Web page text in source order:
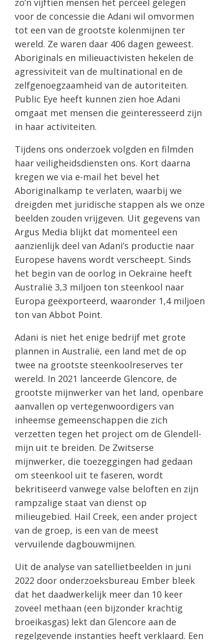
voor de concessie die Adani wil omvormen
tot een van de grootste kolenmijnen ter
wereld. Ze waren daar 406 dagen geweest.
Aboriginals en milieuactivisten hekelen de
agressiviteit van de multinational en de
zelfgenoegzaamheid van de autoriteiten.
Public Eye heeft kunnen zien hoe Adani
omgaat met mensen die geïnteresseerd zijn
in haar activiteiten.
Tijdens ons onderzoek volgden en filmden
haar veiligheidsdiensten ons. Kort daarna
kregen we via e-mail het bevel het
Aboriginalkamp te verlaten, waarbij we
dreigden met juridische stappen als we onze
beelden zouden vrijgeven. Uit gegevens van
Argus Media blijkt dat momenteel een
aanzienlijk deel van Adani’s productie naar
Europese havens wordt verscheept. Sinds
het begin van de oorlog in Oekraïne heeft
Australië 3,3 miljoen ton steenkool naar
Europa geëxporteerd, waaronder 1,4 miljoen
ton van Abbot Point.
Adani is niet het enige bedrijf met grote
plannen in Australië, een land met de op
twee na grootste steenkoolreserves ter
wereld. In 2021 lanceerde Glencore, de
grootste mijnwerker van het land, openbare
aanvallen op vertegenwoordigers van
inheemse gemeenschappen die zich
verzetten tegen het project om de Glendell-
mijn uit te breiden. De Zwitserse
mijnwerker, die toezeggingen had gedaan
om steenkool uit te faseren, wordt
bekritiseerd vanwege valse beloften en zijn
rampzalige staat van dienst op
milieugebied. Hail Creek, een ander project
van de groep, is een van de meest
vervuilende dagbouwmijnen.
Uit de analyse van satellietbeelden in juni
2022 door onderzoeksbureau Ember bleek
dat het daadwerkelijk meer dan 10 keer
zoveel methaan (een bijzonder krachtig
broeikasgas) lekt dan Glencore aan de
regelgevende instanties heeft verklaard. Een